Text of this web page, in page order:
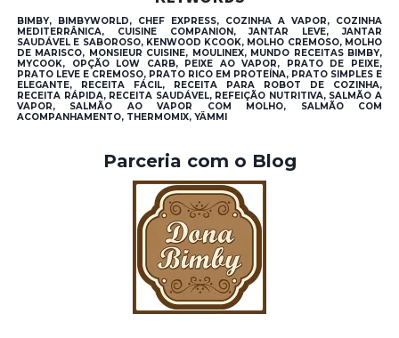
BIMBY, BIMBYWORLD, CHEF EXPRESS, COZINHA A VAPOR, COZINHA
MEDITERRÂNICA, CUISINE COMPANION, JANTAR LEVE, JANTAR
SAUDÁVEL E SABOROSO, KENWOOD KCOOK, MOLHO CREMOSO, MOLHO
DE MARISCO, MONSIEUR CUISINE, MOULINEX, MUNDO RECEITAS BIMBY,
MYCOOK, OPÇÃO LOW CARB, PEIXE AO VAPOR, PRATO DE PEIXE,
PRATO LEVE E CREMOSO, PRATO RICO EM PROTEÍNA, PRATO SIMPLES E
ELEGANTE, RECEITA FÁCIL, RECEITA PARA ROBOT DE COZINHA,
RECEITA RÁPIDA, RECEITA SAUDÁVEL, REFEIÇÃO NUTRITIVA, SALMÃO A
VAPOR, SALMÃO AO VAPOR COM MOLHO, SALMÃO COM
ACOMPANHAMENTO, THERMOMIX, YÄMMI
Parceria com o Blog